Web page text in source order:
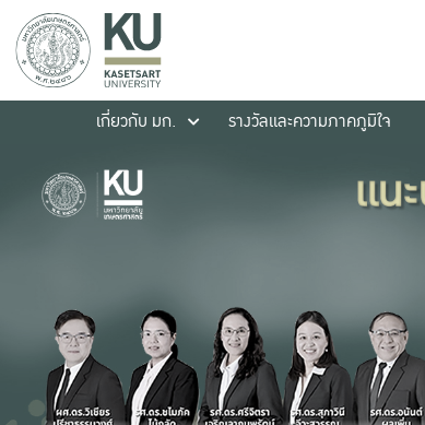
เกี่ยวกับ มก.
รางวัลและความภาคภูมิใจ